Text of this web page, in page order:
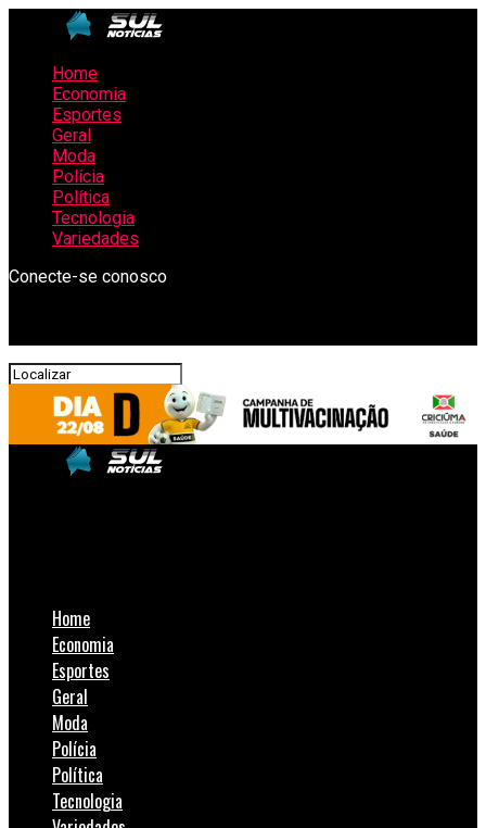
Home
Economia
Esportes
Geral
Moda
Polícia
Política
Tecnologia
Variedades
Conecte-se conosco
Home
Economia
Esportes
Geral
Moda
Polícia
Política
Tecnologia